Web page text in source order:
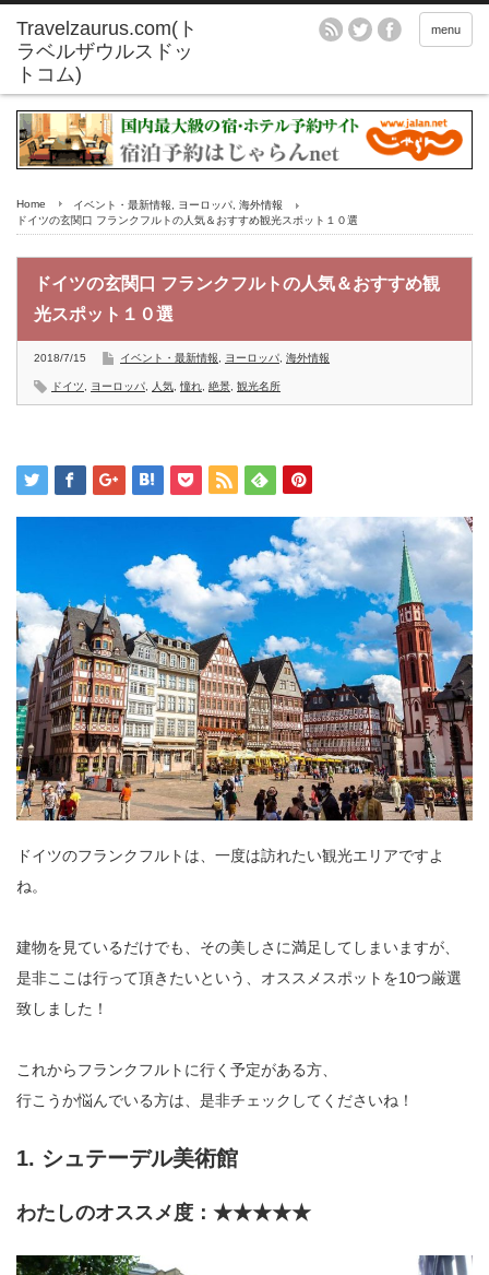
menu
Home イベント・最新情報 ヨーロッパ 海外情報
ドイツの玄関口 フランクフルトの人気＆おすすめ観光スポット１０選
ドイツの玄関口 フランクフルトの人気＆おすすめ観
光スポット１０選
2018/7/15 イベント・最新情報 ヨーロッパ 海外情報
ドイツ ヨーロッパ 人気 憧れ 絶景 観光名所
ドイツのフランクフルトは、一度は訪れたい観光エリアですよ
ね。
建物を見ているだけでも、その美しさに満足してしまいますが、
是非ここは行って頂きたいという、オススメスポットを10つ厳選
致しました！
これからフランクフルトに行く予定がある方、
行こうか悩んでいる方は、是非チェックしてくださいね！
1. シュテーデル美術館
わたしのオススメ度：★★★★★